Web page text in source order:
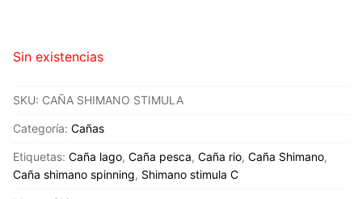
Sin existencias
SKU: CAÑA SHIMANO STIMULA
Categoría: Cañas
Etiquetas: Caña lago, Caña pesca, Caña rio, Caña Shimano,
Caña shimano spinning, Shimano stimula C